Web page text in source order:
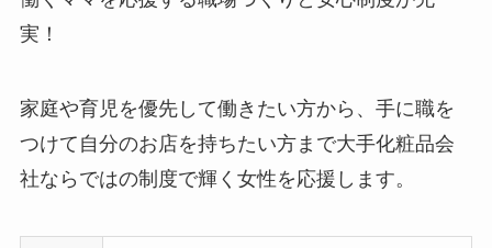
実！
家庭や育児を優先して働きたい方から、手に職を
つけて自分のお店を持ちたい方まで大手化粧品会
社ならではの制度で輝く女性を応援します。